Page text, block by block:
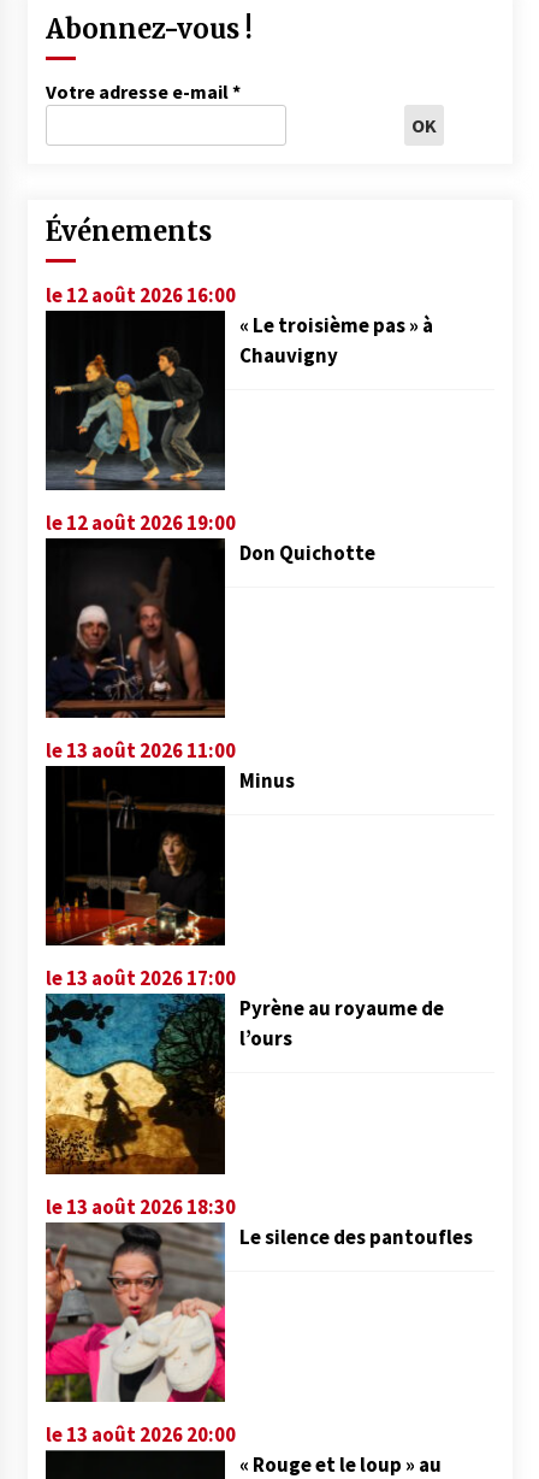
Abonnez-vous !
Votre adresse e-mail*
Événements
le 12 août 2026 16:00
« Le troisième pas » à
Chauvigny
le 12 août 2026 19:00
Don Quichotte
le 13 août 2026 11:00
Minus
le 13 août 2026 17:00
Pyrène au royaume de
l’ours
le 13 août 2026 18:30
Le silence des pantoufles
le 13 août 2026 20:00
« Rouge et le loup » au